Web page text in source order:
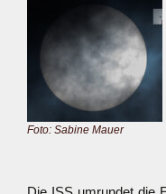
Foto: Sabine Mauer